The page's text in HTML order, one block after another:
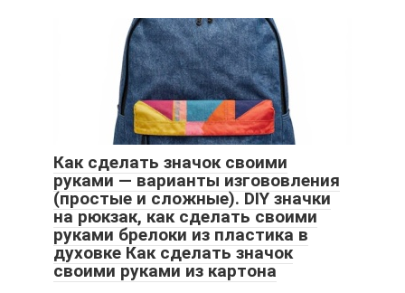
Как сделать значок своими
руками — варианты изгововления
(простые и сложные). DIY значки
на рюкзак, как сделать своими
руками брелоки из пластика в
духовке Как сделать значок
своими руками из картона